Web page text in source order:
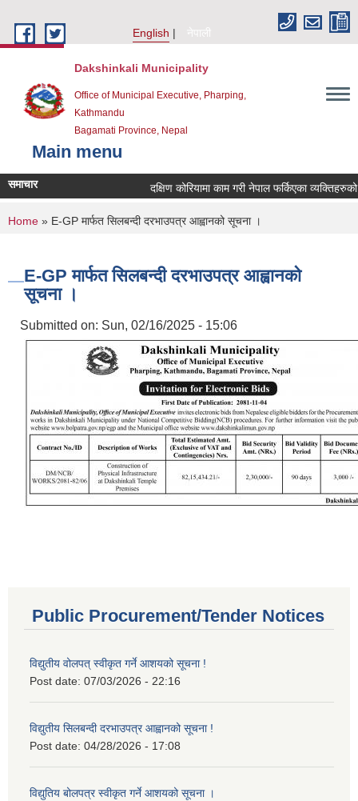
English
नेपाली
Dakshinkali Municipality
Office of Municipal Executive, Pharping,
Kathmandu
Bagamati Province, Nepal
Main menu
समाचार दक्षिण कोरियामा काम गरी नेपाल फर्किएका
You are here
Home » E-GP मार्फत सिलबन्दी दरभाउपत्र आह्वानको सूचना ।
E-GP मार्फत सिलबन्दी दरभाउपत्र आह्वानको
सूचना ।
Submitted on: Sun, 02/16/2025 - 15:06
Public Procurement/Tender Notices
विद्युतीय वोलपत् स्वीकृत गर्ने आशयको सूचना !
Post date: 07/03/2026 - 22:16
विद्युतीय सिलबन्दी दरभाउपत्र आह्वानको सूचना !
Post date: 04/28/2026 - 17:08
विद्युतिय बोलपत्र स्वीकृत गर्ने आशयको सूचना ।